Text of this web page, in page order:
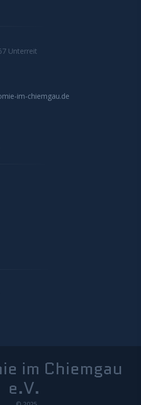
Unterreit
im-chiemgau.de
im Chiemgau
e.V.